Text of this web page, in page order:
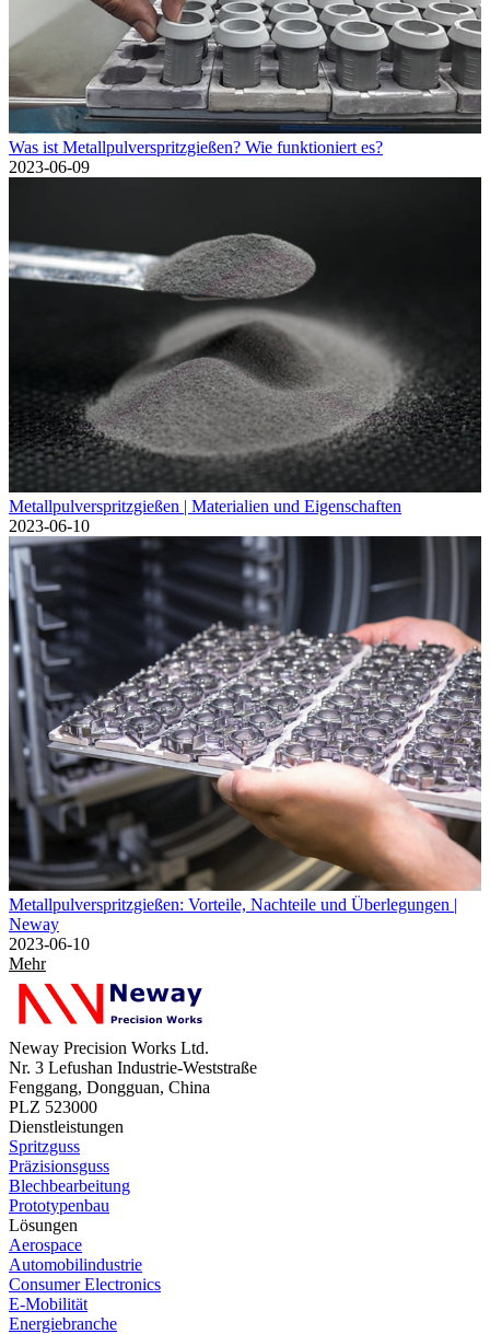
Was ist Metallpulverspritzgießen? Wie funktioniert es?
2023-06-09
Metallpulverspritzgießen | Materialien und Eigenschaften
2023-06-10
Metallpulverspritzgießen: Vorteile, Nachteile und Überlegungen |
Neway
2023-06-10
Mehr
Neway Precision Works Ltd.
Nr. 3 Lefushan Industrie-Weststraße
Fenggang, Dongguan, China
PLZ 523000
Dienstleistungen
Spritzguss
Präzisionsguss
Blechbearbeitung
Prototypenbau
Lösungen
Aerospace
Automobilindustrie
Consumer Electronics
E-Mobilität
Energiebranche